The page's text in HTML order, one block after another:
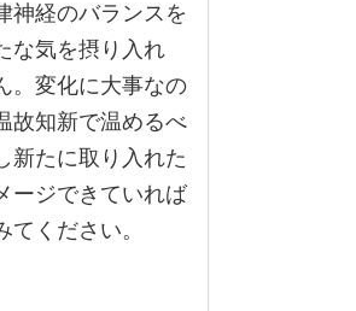
神経のバランスを
な気を摂り入れ
。変化に大事なの
故知新で温めるべ
新たに取り入れた
ージできていれば
ください。